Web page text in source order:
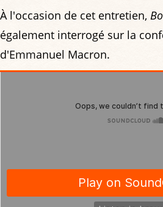
À l'occasion de cet entretien,
également interrogé sur la
d'Emmanuel Macron.